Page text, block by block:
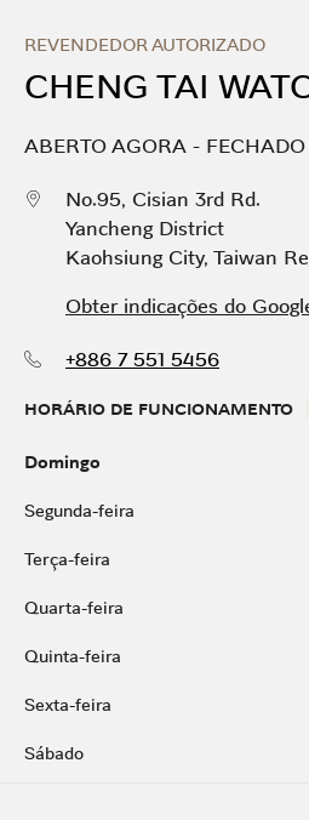
REVENDEDOR AUTORIZADO
CHENG TAI
ABERTO AGORA -
No.95, Cisian 3rd Rd.
Yancheng District
Kaohsiung City, Taiwan
Obter indicações do
+886 7 551 5456
HORÁRIO DE FUNCIONAMENTO
Domingo
Segunda-feira
Terça-feira
Quarta-feira
Quinta-feira
Sexta-feira
Sábado